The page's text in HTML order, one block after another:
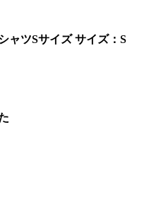
ャツSサイズ サイズ：S